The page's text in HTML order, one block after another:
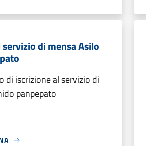
di mensa Asilo
di iscrizione al servizio di
panpepato